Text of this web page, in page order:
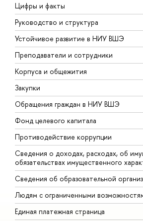
Цифры и факты
Руководство и структура
Устойчивое развитие в НИУ ВШЭ
Преподаватели и сотрудники
Корпуса и общежития
Закупки
Обращения граждан в НИУ ВШЭ
Фонд целевого капитала
Противодействие коррупции
Сведения о доходах, расходах, об
обязательствах имущественного
Сведения об образовательной
Людям с ограниченными
Единая платежная страница